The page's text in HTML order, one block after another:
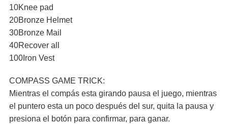
10Knee pad
20Bronze Helmet
30Bronze Mail
40Recover all
100Iron Vest
COMPASS GAME TRICK:
Mientras el compás esta girando pausa el juego, mientras
el puntero esta un poco después del sur, quita la pausa y
presiona el botón para confirmar, para ganar.